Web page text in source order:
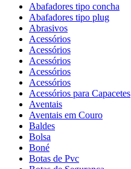
Abafadores tipo concha
Abafadores tipo plug
Abrasivos
Acessórios
Acessórios
Acessórios
Acessórios
Acessórios
Acessórios para Capacetes
Aventais
Aventais em Couro
Baldes
Bolsa
Boné
Botas de Pvc